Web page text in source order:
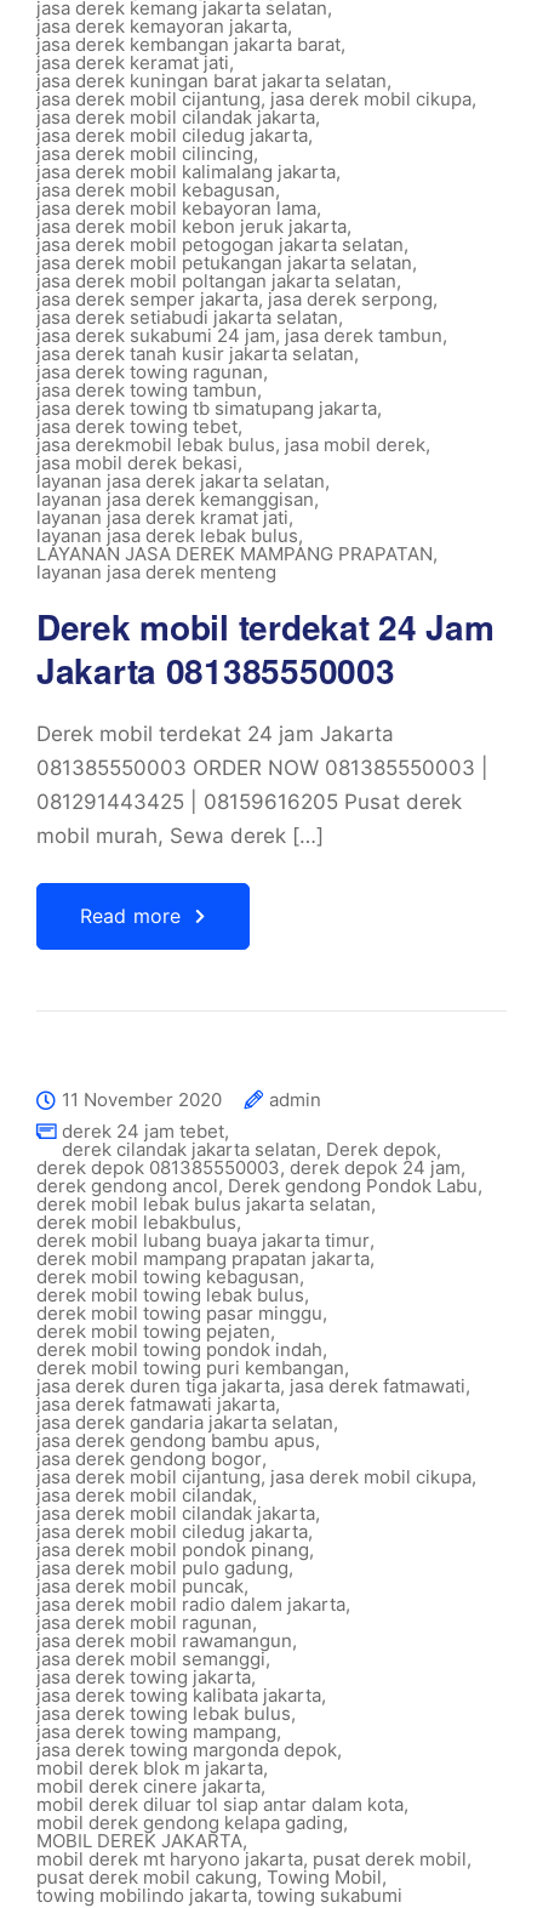
jasa derek kemang jakarta selatan,
jasa derek kemayoran jakarta,
jasa derek kembangan jakarta barat,
jasa derek keramat jati,
jasa derek kuningan barat jakarta selatan,
jasa derek mobil cijantung, jasa derek mobil cikupa,
jasa derek mobil cilandak jakarta,
jasa derek mobil ciledug jakarta,
jasa derek mobil cilincing,
jasa derek mobil kalimalang jakarta,
jasa derek mobil kebagusan,
jasa derek mobil kebayoran lama,
jasa derek mobil kebon jeruk jakarta,
jasa derek mobil petogogan jakarta selatan,
jasa derek mobil petukangan jakarta selatan,
jasa derek mobil poltangan jakarta selatan,
jasa derek semper jakarta, jasa derek serpong,
jasa derek setiabudi jakarta selatan,
jasa derek sukabumi 24 jam, jasa derek tambun,
jasa derek tanah kusir jakarta selatan,
jasa derek towing ragunan,
jasa derek towing tambun,
jasa derek towing tb simatupang jakarta,
jasa derek towing tebet,
jasa derekmobil lebak bulus, jasa mobil derek,
jasa mobil derek bekasi,
layanan jasa derek jakarta selatan,
layanan jasa derek kemanggisan,
layanan jasa derek kramat jati,
layanan jasa derek lebak bulus,
LAYANAN JASA DEREK MAMPANG PRAPATAN,
layanan jasa derek menteng
Derek mobil terdekat 24 Jam
Jakarta 081385550003
Derek mobil terdekat 24 jam Jakarta
081385550003 ORDER NOW 081385550003 |
081291443425 | 08159616205 Pusat derek
mobil murah, Sewa derek […]
Read more
11 November 2020
admin
derek 24 jam tebet,
derek cilandak jakarta selatan, Derek depok,
derek depok 081385550003, derek depok 24 jam,
derek gendong ancol, Derek gendong Pondok Labu,
derek mobil lebak bulus jakarta selatan,
derek mobil lebakbulus,
derek mobil lubang buaya jakarta timur,
derek mobil mampang prapatan jakarta,
derek mobil towing kebagusan,
derek mobil towing lebak bulus,
derek mobil towing pasar minggu,
derek mobil towing pejaten,
derek mobil towing pondok indah,
derek mobil towing puri kembangan,
jasa derek duren tiga jakarta, jasa derek fatmawati,
jasa derek fatmawati jakarta,
jasa derek gandaria jakarta selatan,
jasa derek gendong bambu apus,
jasa derek gendong bogor,
jasa derek mobil cijantung, jasa derek mobil cikupa,
jasa derek mobil cilandak,
jasa derek mobil cilandak jakarta,
jasa derek mobil ciledug jakarta,
jasa derek mobil pondok pinang,
jasa derek mobil pulo gadung,
jasa derek mobil puncak,
jasa derek mobil radio dalem jakarta,
jasa derek mobil ragunan,
jasa derek mobil rawamangun,
jasa derek mobil semanggi,
jasa derek towing jakarta,
jasa derek towing kalibata jakarta,
jasa derek towing lebak bulus,
jasa derek towing mampang,
jasa derek towing margonda depok,
mobil derek blok m jakarta,
mobil derek cinere jakarta,
mobil derek diluar tol siap antar dalam kota,
mobil derek gendong kelapa gading,
MOBIL DEREK JAKARTA,
mobil derek mt haryono jakarta, pusat derek mobil,
pusat derek mobil cakung, Towing Mobil,
towing mobilindo jakarta,towing sukabumi